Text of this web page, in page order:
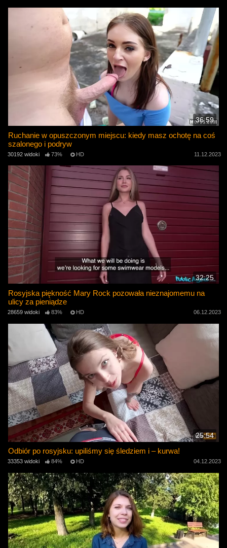
36:59
Ruchanie w opuszczonym miejscu: kiedy masz ochotę na coś
szalonego i podryw
30192 widoki 73% HD 11.12.2023
32:25
Rosyjska piękność Mary Rock pozowała nieznajomemu na
ulicy za pieniądze
28659 widoki 83% HD 06.12.2023
25:54
Odbiór po rosyjsku: upiliśmy się śledziem i – kurwa!
33353 widoki 84% HD 04.12.2023